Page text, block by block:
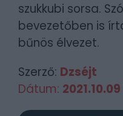
szukkubi sorsa.
bevezetőben is
bűnös élvezet.
Szerző: Dzséjt
Dátum: